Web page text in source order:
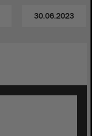
30.06.2023